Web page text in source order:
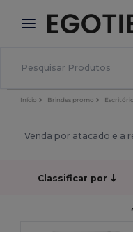
× App Egotier
Melhores preços
Início Brindes promo
Venda por atacado e a
Classificar por